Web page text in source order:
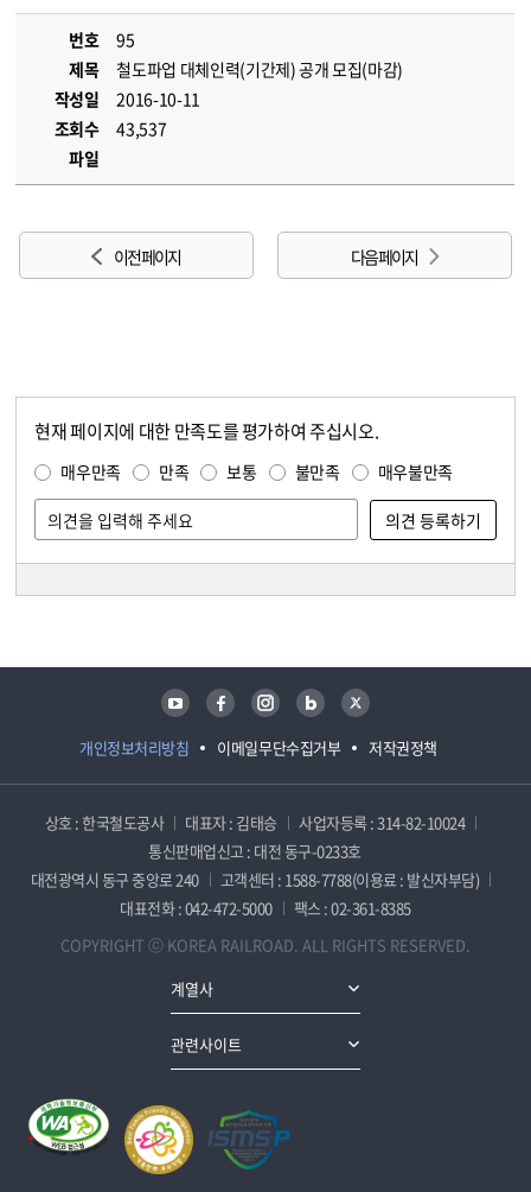
번호
95
제목
철도파업 대체인력(기간제) 공개 모집(마감)
작성일
2016-10-11
조회수
43,537
파일
이전 페이지 다음 페이지
현재 페이지에 대한 만족도를 평가하여 주십시오.
매우만족 만족 보통 불만족 매우불만족
개인정보처리방침 이메일무단수집거부 저작권정책
유튜브 페이스북 인스타그램 블로그 트위터
상호 : 한국철도공사 대표자 : 김태승
사업자등록 : 314-82-10024
통신판매업신고 : 대전 동구-0233호
대전광역시 동구 중앙로 240
고객센터 : 1588-7788(이용료 : 발신자부담)
대표전화 : 042-472-5000
팩스 : 02-361-8385
COPYRIGHT ⓒ KOREA RAILROAD. ALL RIGHTS RESERVED.
계열사
관련사이트